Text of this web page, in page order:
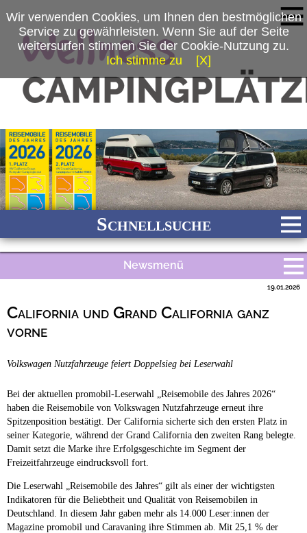
(c) Volkswagen NutzfahrzeugeSchnellsuche
Ganzjährig geöffnet
Newsmenü
Campingplätze
California und Grand California ganz
vorne
19.01.2026
Volkswagen Nutzfahrzeuge feiert Doppelsieg bei Leserwahl
Bei der aktuellen promobil-Leserwahl „Reisemobile des Jahres 2026“
haben die Reisemobile von Volkswagen Nutzfahrzeuge erneut ihre
Spitzenposition bestätigt. Der California sicherte sich den ersten Platz in
seiner Kategorie, während der Grand California den zweiten Rang belegte.
Damit setzt die Marke ihre Erfolgsgeschichte im Segment der
Freizeitfahrzeuge eindrucksvoll fort.
Die Leserwahl „Reisemobile des Jahres“ gilt als einer der wichtigsten
Indikatoren für die Beliebtheit und Qualität von Reisemobilen in
Deutschland. In diesem Jahr gaben mehr als 14.000 Leser:innen der
Magazine promobil und Caravaning ihre Stimmen ab. Mit 25,1 % der
Wir verwenden Cookies, um Ihnen den bestmöglichen
Service zu gewährleisten. Wenn Sie auf der Seite
weitersurfen stimmen Sie der Cookie-Nutzung zu.
Ich stimme zu
[X]